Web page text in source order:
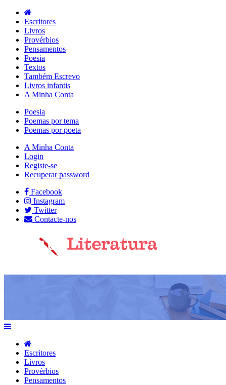
Escritores
Livros
Provérbios
Pensamentos
Poesia
Textos
Também Escrevo
Livros infantis
A Minha Conta
Poesia
Poemas por tema
Poemas por poeta
A Minha Conta
Login
Registe-se
Recuperar password
Facebook
Instagram
Twitter
Contacte-nos
Escritores
Livros
Provérbios
Pensamentos